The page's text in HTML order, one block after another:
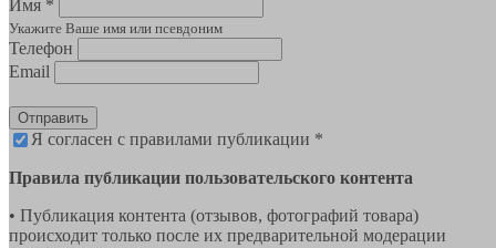
Имя *
Укажите Ваше имя или псевдоним
Телефон
Email
Отправить
Я согласен с правилами публикации *
Правила публикации пользовательского контента
• Публикация контента (отзывов, фотографий товара)
происходит только после их предварительной модерации